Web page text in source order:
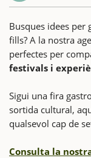
Busques idees per
fills? A la nostra
perfectes per
festivals i
Sigui una fira
sortida cultural,
qualsevol cap de
Consulta la